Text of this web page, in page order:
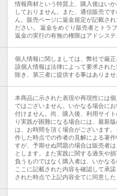
情報商材という特質上、購入後はい
しておりません。また、通信販売で
ん。販売ページに返金規定が記載さ
ださい。 返金をめぐり販売者とトラ
返金の実行の有無の権限はアドシス
個人情報に関しましては、弊社で厳
該個人情報は法律によって要求され
除き、第三者に提供する事はありま
本商品に示された表現や再現性には
ではございません。いかなる場合に
付けません。尚、購入後、利用サイ
り実践が困難になる場合には、最新
は、お時間を頂く場合がございます
作した時点での作者の見解による著
すが、予期せぬ問題の場合は販売者
とします。また実践に関する過失や
負うものではなく購入者は、いかな
ここに記載された内容を確認して承
された時点で上記内容全てに同意し